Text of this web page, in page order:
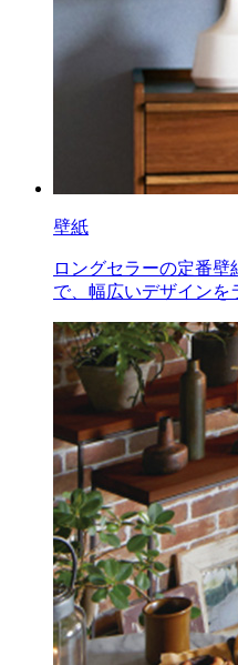
壁紙
ロングセラーの定番壁
で、幅広いデザインを